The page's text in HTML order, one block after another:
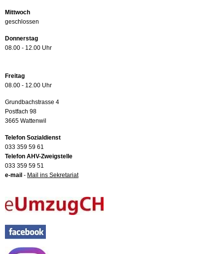
Mittwoch
geschlossen
Donnerstag
08.00 - 12.00 Uhr
Freitag
08.00 - 12.00 Uhr
Grundbachstrasse 4
Postfach 98
3665 Wattenwil
Telefon Sozialdienst
033 359 59 61
Telefon AHV-Zweigstelle
033 359 59 51
e-mail - Mail ins Sekretariat